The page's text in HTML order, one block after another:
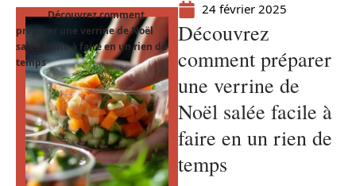
Découvrez comment
préparer une verrine de Noël
salée facile à faire en un rien de
temps
24 février 2025
Découvrez
comment préparer
une verrine de
Noël salée facile à
faire en un rien de
temps